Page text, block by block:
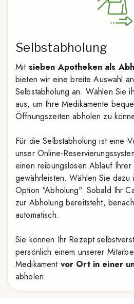
Selbstabholung
Mit sieben Apotheken als
bieten wir eine breite Auswahl
Selbstabholung an. Wählen Sie
aus, um Ihre Medikamente
Öffnungszeiten abholen zu
Für die Selbstabholung ist eine
unser Online-
einen reibungslosen Ablauf Ihrer
gewährleisten. Wählen Sie dazu
Option "Abholung". Sobald Ihr
zur Abholung bereitsteht,
automatisch.
Sie können Ihr Rezept
persönlich einem unserer
Medikament vor Ort in einer
abholen.